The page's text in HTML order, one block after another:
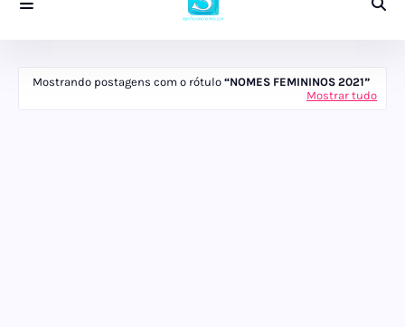
Mostrando postagens com o rótulo
NOMES FEMININOS 2021
Mostrar tudo